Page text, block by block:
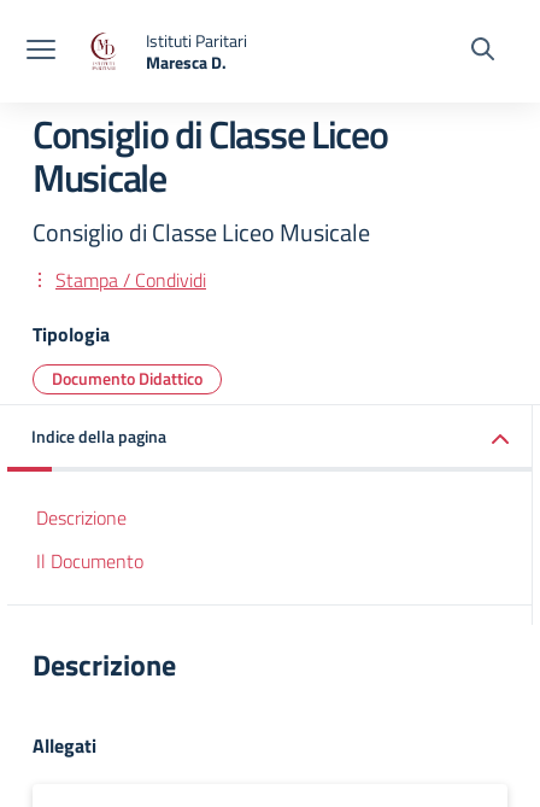
Istituti Paritari
Maresca D.
Consiglio di Classe Liceo
Musicale
Consiglio di Classe Liceo Musicale
Stampa / Condividi
Tipologia
Documento Didattico
Indice della pagina
Descrizione
Il Documento
Descrizione
Allegati